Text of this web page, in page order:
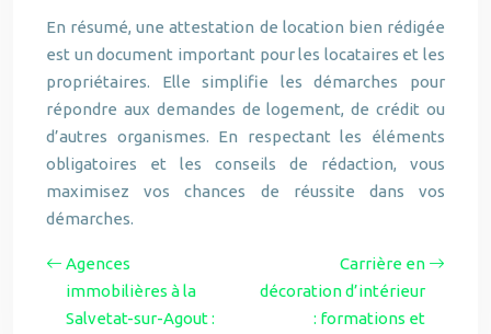
En résumé, une attestation de location bien rédigée
est un document important pour les locataires et les
propriétaires. Elle simplifie les démarches pour
répondre aux demandes de logement, de crédit ou
d’autres organismes. En respectant les éléments
obligatoires et les conseils de rédaction, vous
maximisez vos chances de réussite dans vos
démarches.
Agences
immobilières à la
Salvetat-sur-Agout :
Carrière en
décoration d’intérieur
: formations et